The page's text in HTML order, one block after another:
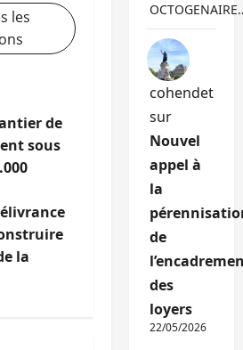
les
de
sous
la
cohendet
sur
Nouvel
appel à
la
de
des
loyers
22/05/2026